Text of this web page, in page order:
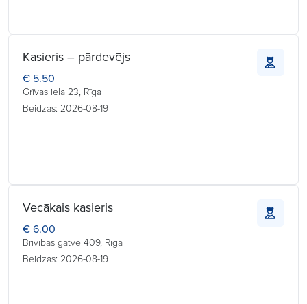
Kasieris – pārdevējs
€ 5.50
Grīvas iela 23, Rīga
Beidzas: 2026-08-19
Vecākais kasieris
€ 6.00
Brīvības gatve 409, Rīga
Beidzas: 2026-08-19